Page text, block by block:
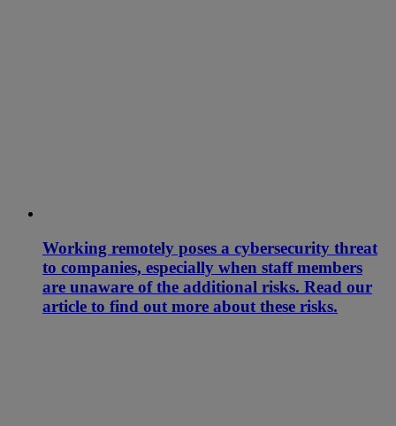
Working remotely poses a cybersecurity threat
to companies, especially when staff members
are unaware of the additional risks. Read our
article to find out more about these risks.